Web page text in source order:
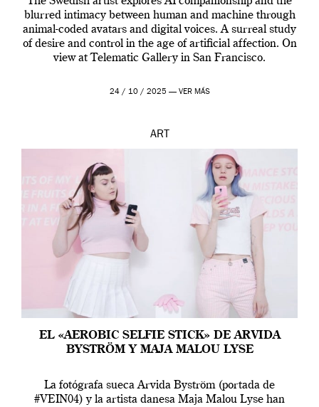
blurred intimacy between human and machine through
animal-coded avatars and digital voices. A surreal study
of desire and control in the age of artificial affection. On
view at Telematic Gallery in San Francisco.
24 / 10 / 2025 — VER MÁS
ART
EL «AEROBIC SELFIE STICK» DE ARVIDA
BYSTRÖM Y MAJA MALOU LYSE
La fotógrafa sueca Arvida Byström (portada de
#VEIN04) y la artista danesa Maja Malou Lyse han